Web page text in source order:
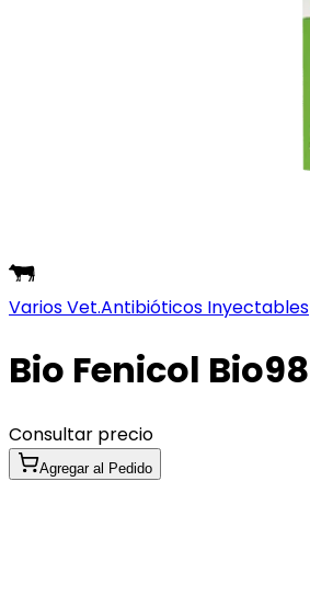
Varios Vet.Antibióticos Inyectables
Bio Fenicol Bio98
Consultar precio
Agregar al Pedido